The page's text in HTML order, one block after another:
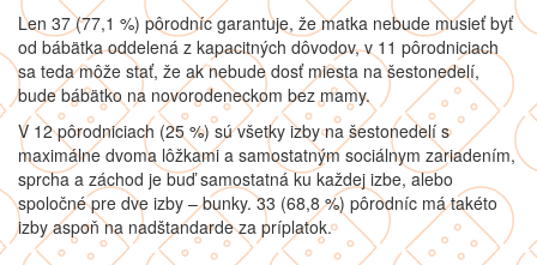
Len 37 (77,1 %) pôrodníc garantuje, že matka nebude musieť byť
od bábätka oddelená z kapacitných dôvodov, v 11 pôrodniciach
sa teda môže stať, že ak nebude dosť miesta na šestonedelí,
bude bábätko na novorodeneckom bez mamy.
V 12 pôrodniciach (25 %) sú všetky izby na šestonedelí s
maximálne dvoma lôžkami a samostatným sociálnym zariadením,
sprcha a záchod je buď samostatná ku každej izbe, alebo
spoločné pre dve izby – bunky. 33 (68,8 %) pôrodníc má takéto
izby aspoň na nadštandarde za príplatok.